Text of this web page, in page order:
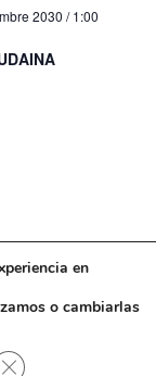
2030 / 1:00
en
o cambiarlas
Cerrar el banner de